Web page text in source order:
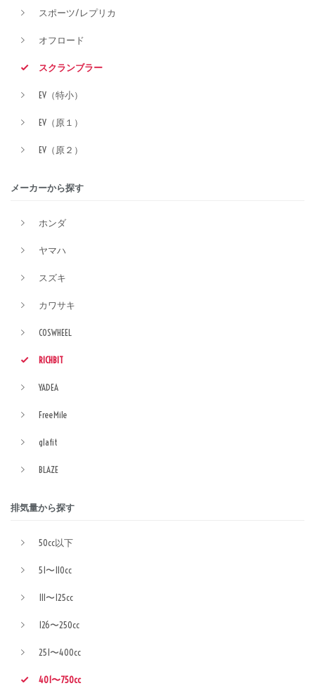
スポーツ/レプリカ
オフロード
スクランブラー
EV（特小）
EV（原１）
EV（原２）
メーカーから探す
ホンダ
ヤマハ
スズキ
カワサキ
COSWHEEL
RICHBIT
YADEA
FreeMile
glafit
BLAZE
排気量から探す
50cc以下
51〜110cc
111〜125cc
126〜250cc
251〜400cc
401〜750cc